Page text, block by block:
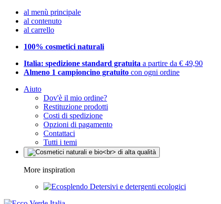
al menù principale
al contenuto
al carrello
100% cosmetici naturali
Italia: spedizione standard gratuita a partire da € 49,90
Almeno 1 campioncino gratuito con ogni ordine
Aiuto
Dov'è il mio ordine?
Restituzione prodotti
Costi di spedizione
Opzioni di pagamento
Contattaci
Tutti i temi
More inspiration
Detersivi e detergenti ecologici